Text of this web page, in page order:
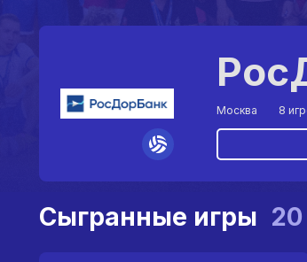
Москва 8
Сыгранные игры 20